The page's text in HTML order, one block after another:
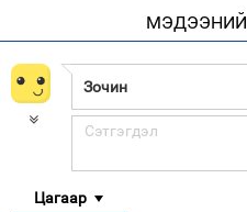
МЭДЭЭНИЙ
Цагаар